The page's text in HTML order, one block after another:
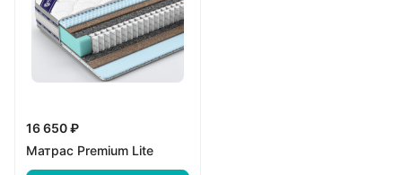
16 650 ₽
Матрас Premium Lite